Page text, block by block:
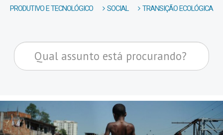
PRODUTIVO E TECNOLÓGICO SOCIAL TRANSIÇÃO ECOLÓGICA
Pesquisar...